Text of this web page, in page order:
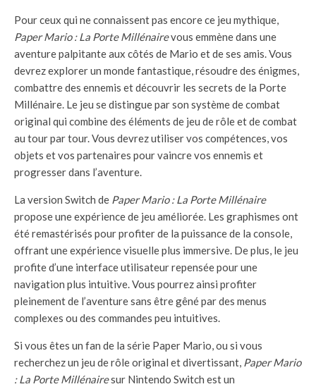
Pour ceux qui ne connaissent pas encore ce jeu mythique,
Paper Mario : La Porte Millénairevous emmène dans une
aventure palpitante aux côtés de Mario et de ses amis. Vous
devrez explorer un monde fantastique, résoudre des énigmes,
combattre des ennemis et découvrir les secrets de la Porte
Millénaire. Le jeu se distingue par son système de combat
original qui combine des éléments de jeu de rôle et de combat
au tour par tour. Vous devrez utiliser vos compétences, vos
objets et vos partenaires pour vaincre vos ennemis et
progresser dans l’aventure.
La version Switch de Paper Mario : La Porte Millénaire
propose une expérience de jeu améliorée. Les graphismes ont
été remastérisés pour profiter de la puissance de la console,
offrant une expérience visuelle plus immersive. De plus, le jeu
profite d’une interface utilisateur repensée pour une
navigation plus intuitive. Vous pourrez ainsi profiter
pleinement de l’aventure sans être gêné par des menus
complexes ou des commandes peu intuitives.
Si vous êtes un fan de la série Paper Mario, ou si vous
recherchez un jeu de rôle original et divertissant, Paper Mario
: La Porte Millénairesur Nintendo Switch est un